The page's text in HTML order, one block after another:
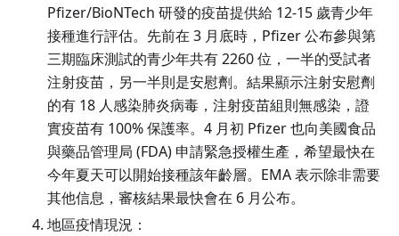
Pfizer/BioNTech 研發的疫苗提供給 12-15 歲青少年
接種進行評估。先前在 3 月底時，Pfizer 公布參與第
三期臨床測試的青少年共有 2260 位，一半的受試者
注射疫苗，另一半則是安慰劑。結果顯示注射安慰劑
的有 18 人感染肺炎病毒，注射疫苗組則無感染，證
實疫苗有 100% 保護率。4 月初 Pfizer 也向美國食品
與藥品管理局 (FDA) 申請緊急授權生產，希望最快在
今年夏天可以開始接種該年齡層。EMA 表示除非需要
其他信息，審核結果最快會在 6 月公布。
地區疫情現況：